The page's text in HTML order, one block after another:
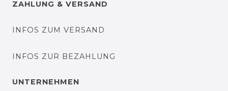
ZAHLUNG & VERSAND
INFOS ZUM VERSAND
INFOS ZUR BEZAHLUNG
UNTERNEHMEN